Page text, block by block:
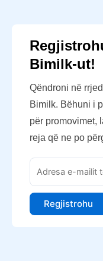
Bimilk-ut!
Qëndroni në
Bimilk. Bëhuni i
për promovimet,
reja që ne po